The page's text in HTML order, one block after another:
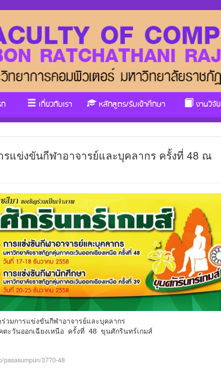
เกี่ยวกับเรา หลักสูตร/รับเข้าศึกษา งานวิจัย
รแข่งขันกีฬาอาจารย์และบุคลากร ครั้งที่ 48 ณ
ตะวันออกเฉียงเหนือ ครั้งที่ 48 ขุนศักรินทร์เกมส์
pasasumpun/3770-48